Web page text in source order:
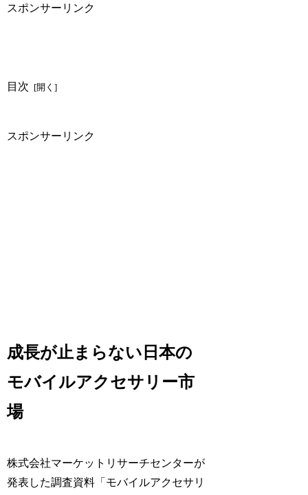
スポンサーリンク
目次
スポンサーリンク
成長が止まらない日本の
モバイルアクセサリー市
場
株式会社マーケットリサーチセンターが
発表した調査資料「モバイルアクセサリ